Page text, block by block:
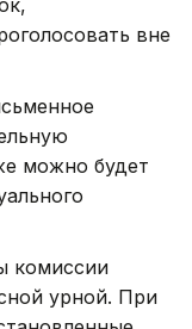
вне
можно будет
комиссии
урной. При